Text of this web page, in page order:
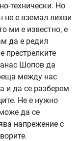
технически. Но
не е вземал лихви
ми е известно, е
да е редил
престрелките
Шопов да
между нас
и да се разберем
Не е нужно
да се
напрежение с